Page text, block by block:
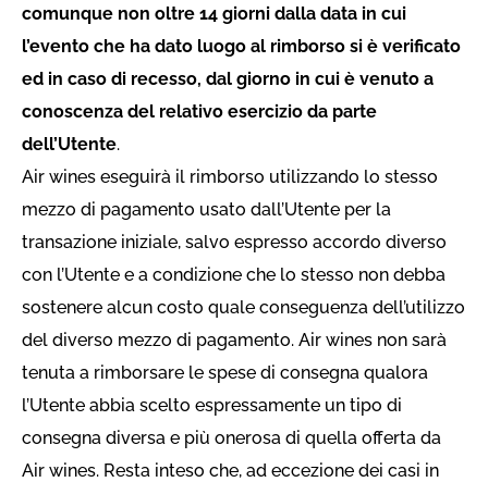
comunque non oltre 14 giorni dalla data in cui
l’evento che ha dato luogo al rimborso si è verificato
ed in caso di recesso, dal giorno in cui è venuto a
conoscenza del relativo esercizio da parte
dell’Utente.
Air wines eseguirà il rimborso utilizzando lo stesso
mezzo di pagamento usato dall’Utente per la
transazione iniziale, salvo espresso accordo diverso
con l’Utente e a condizione che lo stesso non debba
sostenere alcun costo quale conseguenza dell’utilizzo
del diverso mezzo di pagamento. Air wines non sarà
tenuta a rimborsare le spese di consegna qualora
l’Utente abbia scelto espressamente un tipo di
consegna diversa e più onerosa di quella offerta da
Air wines. Resta inteso che, ad eccezione dei casi in